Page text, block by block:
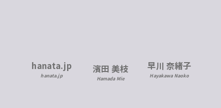
hanata.jp
hanata.jp
濱田 美枝
Hamada Mie
早川 奈緒子
Hayakawa Naoko